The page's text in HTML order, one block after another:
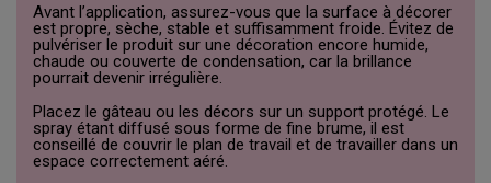
Avant l’application, assurez-vous que la surface à décorer
est propre, sèche, stable et suffisamment froide. Évitez de
pulvériser le produit sur une décoration encore humide,
chaude ou couverte de condensation, car la brillance
pourrait devenir irrégulière.
Placez le gâteau ou les décors sur un support protégé. Le
spray étant diffusé sous forme de fine brume, il est
conseillé de couvrir le plan de travail et de travailler dans un
espace correctement aéré.